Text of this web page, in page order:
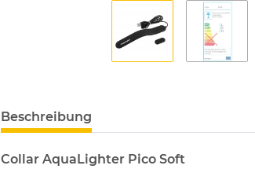
Beschreibung
Collar AquaLighter Pico Soft